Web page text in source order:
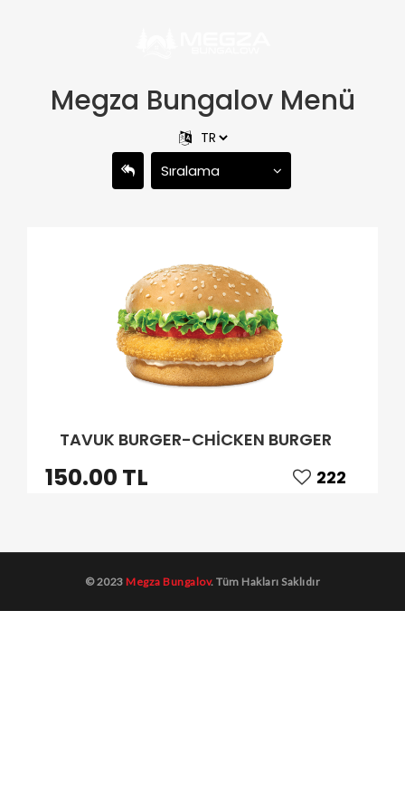
Megza Bungalov Menü
TAVUK BURGER-CHİCKEN BURGER
150.00 TL 222
© 2023Megza Bungalov. Tüm Hakları Saklıdır